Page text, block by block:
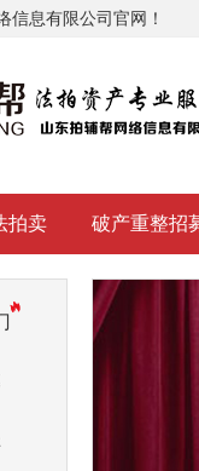
信息有限公司官网！
拍卖 破产重整招